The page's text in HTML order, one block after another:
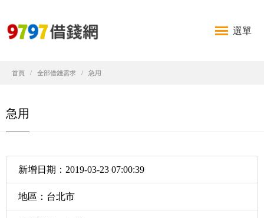
選單
首頁 全部借錢需求 急用
急用
新增日期：2019-03-23 07:00:39
地區：台北市